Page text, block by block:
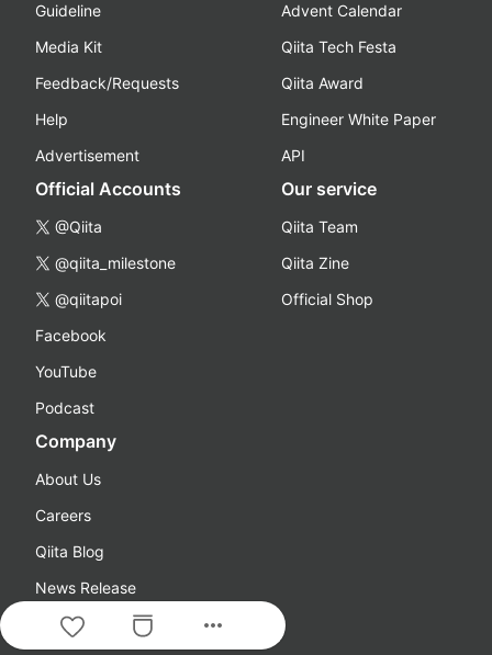
more_horiz
Guideline
Media Kit
Feedback/Requests
Help
Advertisement
Advent Calendar
Qiita Tech Festa
Qiita Award
Engineer White Paper
API
Official Accounts
@Qiita
@qiita_milestone
@qiitapoi
Facebook
YouTube
Podcast
Our service
Qiita Team
Qiita Zine
Official Shop
Company
About Us
Careers
Qiita Blog
News Release